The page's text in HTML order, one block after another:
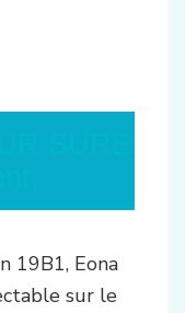
19B1, Eona
sur le